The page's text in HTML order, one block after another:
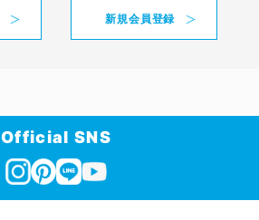
新規会員登録
Official SNS